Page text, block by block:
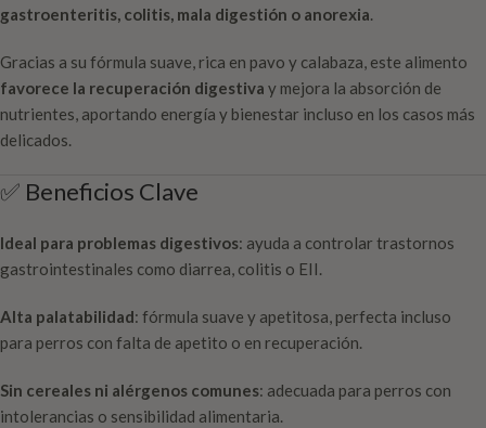
gastroenteritis, colitis, mala digestión o anorexia.
Gracias a su fórmula suave, rica en pavo y calabaza, este alimento
favorece la recuperación digestiva y mejora la absorción de
nutrientes, aportando energía y bienestar incluso en los casos más
delicados.
✅ Beneficios Clave
Ideal para problemas digestivos: ayuda a controlar trastornos
gastrointestinales como diarrea, colitis o EII.
Alta palatabilidad: fórmula suave y apetitosa, perfecta incluso
para perros con falta de apetito o en recuperación.
Sin cereales ni alérgenos comunes: adecuada para perros con
intolerancias o sensibilidad alimentaria.